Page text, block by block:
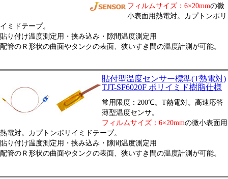
フィルムサイズ：6×20mmの微
小表面用熱電対。カプトンポリ
イミドテープ。
貼り付け温度測定用・挟み込み・隙間温度測定用
配管のＲ形状の曲面やタンクの表面、狭いすき間の温度計測が可能。
貼付型温度センサー標準(T熱電対)
TJT-SF6020F ポリイミド樹脂仕様
常用限度：200℃。T熱電対。高速応答
薄型温度センサ。
フィルムサイズ：6×20mmの微小表面用
熱電対。カプトンポリイミドテープ。
貼り付け温度測定用・挟み込み・隙間温度測定用
配管のＲ形状の曲面やタンクの表面、狭いすき間の温度計測が可能。